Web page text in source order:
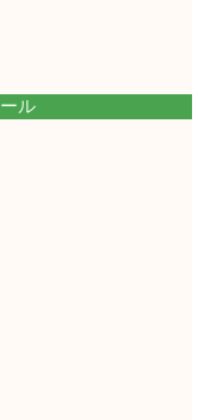
ル